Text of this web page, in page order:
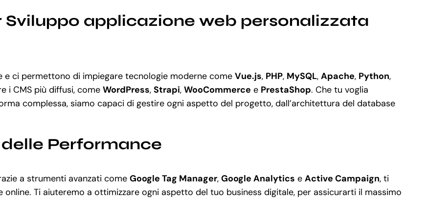
Sviluppo applicazione web personalizzata
ci permettono di impiegare tecnologie moderne come Vue.js, PHP, MySQL, Apache, Python,
i CMS più diffusi, come WordPress, Strapi, WooCommerce e PrestaShop. Che tu voglia
complessa, siamo capaci di gestire ogni aspetto del progetto, dall’architettura del database
Performance
a strumenti avanzati come Google Tag Manager, Google Analytics e Active Campaign, ti
Ti aiuteremo a ottimizzare ogni aspetto del tuo business digitale, per assicurarti il massimo